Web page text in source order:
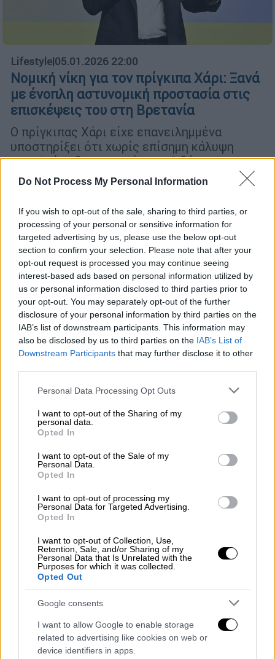
Do Not Process My Personal Information
If you wish to opt-out of the sale, sharing to third parties, or
processing of your personal or sensitive information for
targeted advertising by us, please use the below opt-out
section to confirm your selection. Please note that after your
opt-out request is processed you may continue seeing
interest-based ads based on personal information utilized by
us or personal information disclosed to third parties prior to
your opt-out. You may separately opt-out of the further
disclosure of your personal information by third parties on the
IAB’s list of downstream participants. This information may
also be disclosed by us to third parties on the IAB’s List of
Downstream Participants that may further disclose it to other
Please note that this website/app uses one or more Google
not limited to your visit or usage behaviour. You may click to
grant or deny consent to Google and its third-party tags to
use your data for below specified purposes in below Google
consent section.
Personal Data Processing Opt Outs
I want to opt-out of the Sharing of my
personal data.
Opted In
I want to opt-out of the Sale of my
Personal Data.
Opted In
I want to opt-out of processing my
Personal Data for Targeted Advertising.
Opted In
I want to opt-out of Collection, Use,
Retention, Sale, and/or Sharing of my
Personal Data that Is Unrelated with the
Purposes for which it was collected.
Opted Out
Google consents
I want to allow Google to enable storage
related to advertising like cookies on web or
device identifiers in apps.
Lifestyle|05.01.2026 22:00
Νομική νίκη για τον πρίγκιπα Χάρι: Ξανά
με ένοπλη αστυνομική προστασία στις
επισκέψεις του στη Βρετανία
Ο πρίγκιπας Χάρι είχε επανειλημμένα
υποστηρίξει ότι χωρίς επίσημη κάλυψη
ασφαλείας δεν μπορεί να ταξιδέψει στη
Βρετανία με τη σύζυγό του, Μέγκαν Μαρκλ,
και τα δύο παιδιά του
Lifestyle|02.01.2026 12:20
Χάρι - Μέγκαν Μαρκλ: Σχεδιάζουν έναν
πιο δημόσιο ρόλο για τα παιδιά τους -
Αντίφαση με όσα έλεγαν στο παρελθόν
φωτογραφία με την πιο καθαρή μέχρι
σήμερα εικόνα των παιδιών, ενισχύοντας τις